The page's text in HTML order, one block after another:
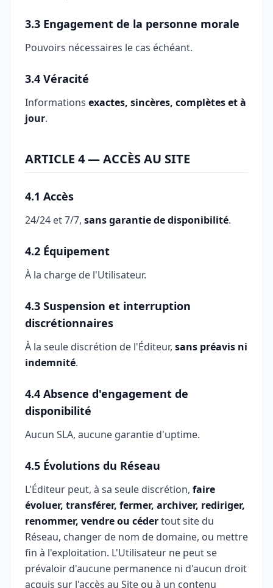
3.3 Engagement de la personne morale
Pouvoirs nécessaires le cas échéant.
3.4 Véracité
Informations exactes, sincères, complètes et à
jour.
ARTICLE 4 — ACCÈS AU SITE
4.1 Accès
24/24 et 7/7, sans garantie de disponibilité.
4.2 Équipement
À la charge de l'Utilisateur.
4.3 Suspension et interruption
discrétionnaires
À la seule discrétion de l'Éditeur, sans préavis ni
indemnité.
4.4 Absence d'engagement de
disponibilité
Aucun SLA, aucune garantie d'uptime.
4.5 Évolutions du Réseau
L'Éditeur peut, à sa seule discrétion, faire
évoluer, transférer, fermer, archiver, rediriger,
renommer, vendre ou cédertout site du
Réseau, changer de nom de domaine, ou mettre
fin à l'exploitation. L'Utilisateur ne peut se
prévaloir d'aucune permanence ni d'aucun droit
acquis sur l'accès au Site ou à un contenu